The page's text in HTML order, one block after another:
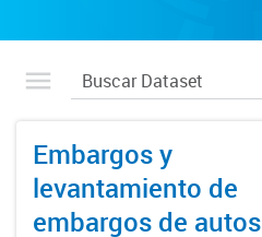
Embargos y
levantamiento de
embargos de autos